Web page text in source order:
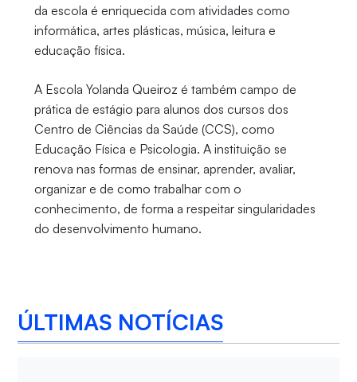
da escola é enriquecida com atividades como
informática, artes plásticas, música, leitura e
educação física.
A Escola Yolanda Queiroz é também campo de
prática de estágio para alunos dos cursos dos
Centro de Ciências da Saúde (CCS), como
Educação Física e Psicologia. A instituição se
renova nas formas de ensinar, aprender, avaliar,
organizar e de como trabalhar com o
conhecimento, de forma a respeitar singularidades
do desenvolvimento humano.
ÚLTIMAS NOTÍCIAS